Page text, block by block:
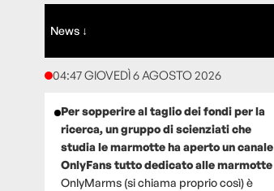
News ↓
04:47 GIOVEDÌ 6 AGOSTO 2026
Per sopperire al taglio dei fondi per la
ricerca, un gruppo di scienziati che
studia le marmotte ha aperto un canale
OnlyFans tutto dedicato alle marmotte
OnlyMarms (si chiama proprio così) è